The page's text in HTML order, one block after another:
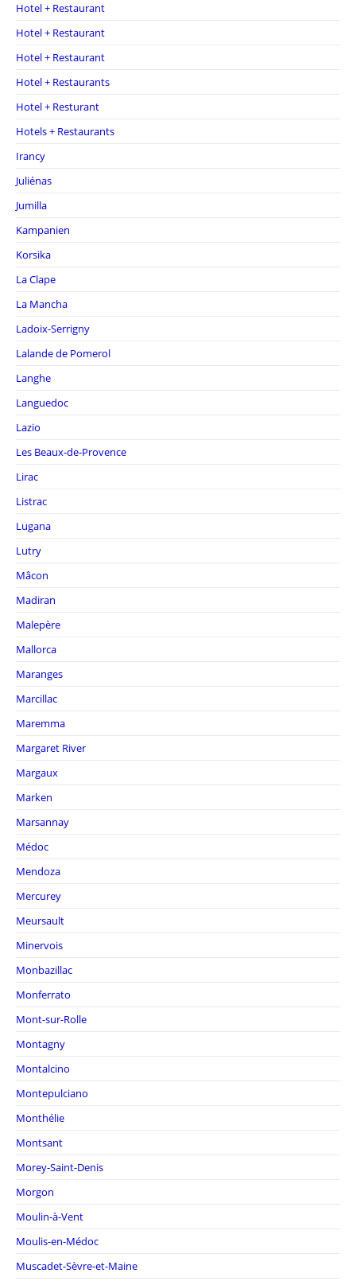
Hotel + Restaurant
Hotel + Restaurant
Hotel + Restaurant
Hotel + Restaurants
Hotel + Resturant
Hotels + Restaurants
Irancy
Juliénas
Jumilla
Kampanien
Korsika
La Clape
La Mancha
Ladoix-Serrigny
Lalande de Pomerol
Langhe
Languedoc
Lazio
Les Beaux-de-Provence
Lirac
Listrac
Lugana
Lutry
Mâcon
Madiran
Malepère
Mallorca
Maranges
Marcillac
Maremma
Margaret River
Margaux
Marken
Marsannay
Médoc
Mendoza
Mercurey
Meursault
Minervois
Monbazillac
Monferrato
Mont-sur-Rolle
Montagny
Montalcino
Montepulciano
Monthélie
Montsant
Morey-Saint-Denis
Morgon
Moulin-à-Vent
Moulis-en-Médoc
Muscadet-Sèvre-et-Maine